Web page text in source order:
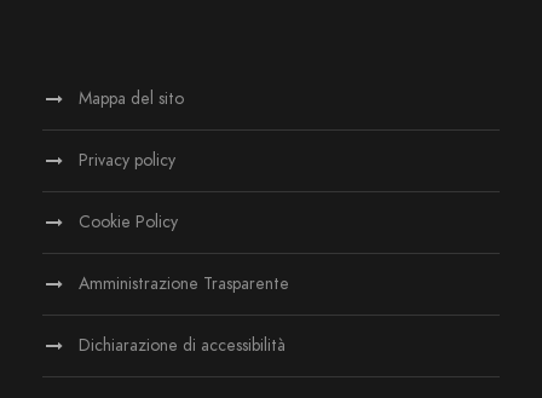
Mappa del sito
Privacy policy
Cookie Policy
Amministrazione Trasparente
Dichiarazione di accessibilità